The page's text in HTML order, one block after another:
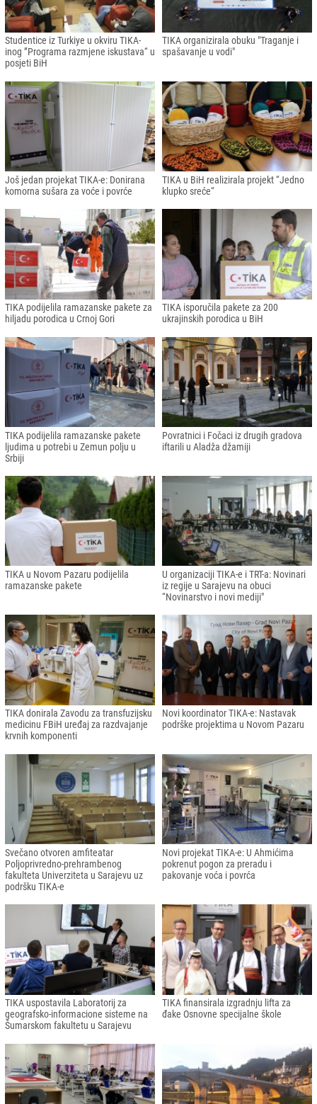
Studentice iz Turkiye u okviru TIKA-
inog ”Programa razmjene iskustava“ u
posjeti BiH
TIKA organizirala obuku "Traganje i
spašavanje u vodi"
Još jedan projekat TIKA-e: Donirana
komorna sušara za voće i povrće
TIKA u BiH realizirala projekt “Jedno
klupko sreće“
TIKA podijelila ramazanske pakete za
hiljadu porodica u Crnoj Gori
TIKA isporučila pakete za 200
ukrajinskih porodica u BiH
TIKA podijelila ramazanske pakete
ljudima u potrebi u Zemun polju u
Srbiji
Povratnici i Fočaci iz drugih gradova
iftarili u Aladža džamiji
TIKA u Novom Pazaru podijelila
ramazanske pakete
U organizaciji TIKA-e i TRT-a: Novinari
iz regije u Sarajevu na obuci
“Novinarstvo i novi mediji"
TIKA donirala Zavodu za transfuzijsku
medicinu FBiH uređaj za razdvajanje
krvnih komponenti
Novi koordinator TIKA-e: Nastavak
podrške projektima u Novom Pazaru
Svečano otvoren amfiteatar
Poljoprivredno-prehrambenog
fakulteta Univerziteta u Sarajevu uz
podršku TIKA-e
Novi projekat TIKA-e: U Ahmićima
pokrenut pogon za preradu i
pakovanje voća i povrća
TIKA uspostavila Laboratorij za
geografsko-informacione sisteme na
Šumarskom fakultetu u Sarajevu
TIKA finansirala izgradnju lifta za
đake Osnovne specijalne škole